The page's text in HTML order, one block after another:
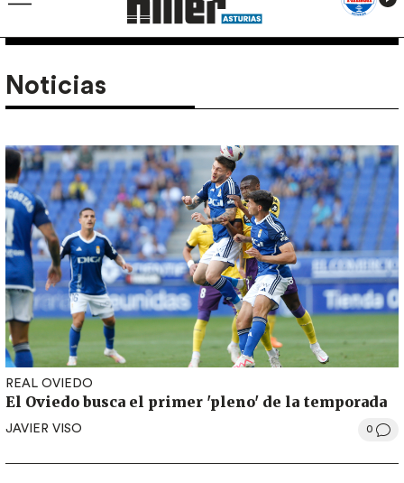
Noticias
REAL OVIEDO
El Oviedo busca el primer 'pleno' de la temporada
JAVIER VISO 0